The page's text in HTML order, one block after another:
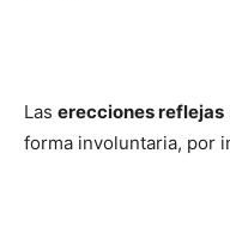
Las erecciones reflejas
forma involuntaria, por